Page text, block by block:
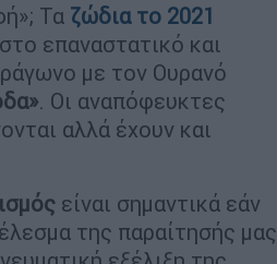
Τα ζώδια το 2021
στο επαναστατικό και
με τον Ουρανό
. Oι αναπόφευκτες
αλλά έχουν και
είναι σημαντικά εάν
της παραίτησής μας